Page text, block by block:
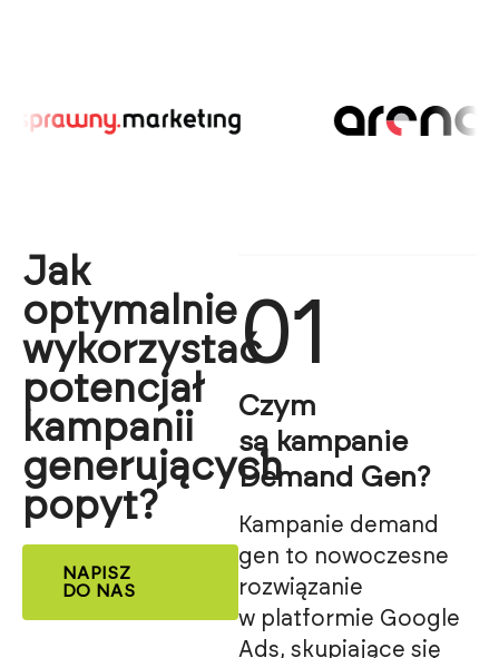
Jak
optymalnie
wykorzystać
potencjał
kampanii
generujących
popyt?
NAPISZ
DO NAS
01
Czym
są kampanie
Demand Gen?
Kampanie demand
gen to nowoczesne
rozwiązanie
w platformie Google
Ads, skupiające się